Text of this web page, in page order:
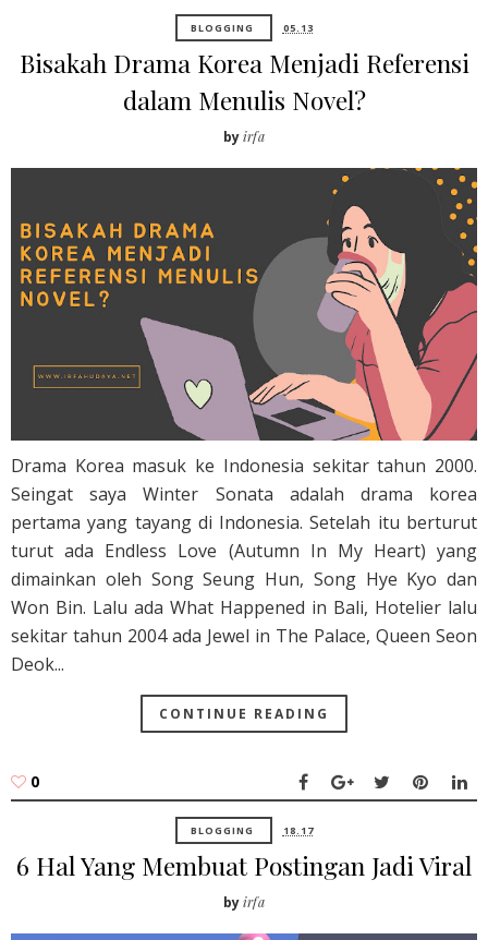
BLOGGING 05.13
Bisakah Drama Korea Menjadi Referensi
dalam Menulis Novel?
byirfa
Drama Korea masuk ke Indonesia sekitar tahun 2000.
Seingat saya Winter Sonata adalah drama korea
pertama yang tayang di Indonesia. Setelah itu berturut
turut ada Endless Love (Autumn In My Heart) yang
dimainkan oleh Song Seung Hun, Song Hye Kyo dan
Won Bin. Lalu ada What Happened in Bali, Hotelier lalu
sekitar tahun 2004 ada Jewel in The Palace, Queen Seon
Deok...
CONTINUE READING
0
BLOGGING 18.17
6 Hal Yang Membuat Postingan Jadi Viral
byirfa